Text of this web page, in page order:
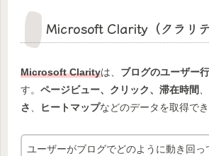
Microsoft Clarity（クラリテ
Microsoft Clarityは、 ブログのユーザー
す。 ページビュー、クリック、滞在時間
さ
ヒートマップなどのデータを取得でき
ユーザーがブログでどのように動き回っ